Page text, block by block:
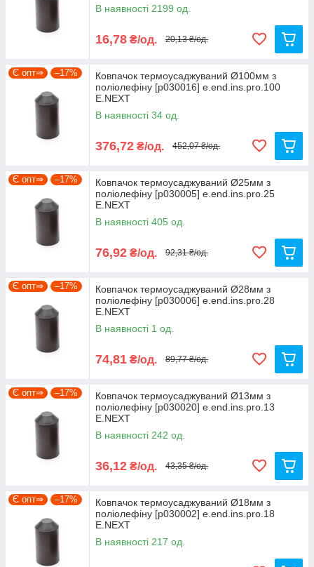
В наявності 2199 од.
16,78 ₴/од. 20,13 ₴/од.
Є опт⇒ –17%
Ковпачок термоусаджуваний Ø100мм з
поліолефіну [p030016] e.end.ins.pro.100
E.NEXT
В наявності 34 од.
376,72 ₴/од. 452,07 ₴/од.
Є опт⇒ –17%
Ковпачок термоусаджуваний Ø25мм з
поліолефіну [p030005] e.end.ins.pro.25
E.NEXT
В наявності 405 од.
76,92 ₴/од. 92,31 ₴/од.
Є опт⇒ –17%
Ковпачок термоусаджуваний Ø28мм з
поліолефіну [p030006] e.end.ins.pro.28
E.NEXT
В наявності 1 од.
74,81 ₴/од. 89,77 ₴/од.
Є опт⇒ –17%
Ковпачок термоусаджуваний Ø13мм з
поліолефіну [p030020] e.end.ins.pro.13
E.NEXT
В наявності 242 од.
36,12 ₴/од. 43,35 ₴/од.
Є опт⇒ –17%
Ковпачок термоусаджуваний Ø18мм з
поліолефіну [p030002] e.end.ins.pro.18
E.NEXT
В наявності 217 од.